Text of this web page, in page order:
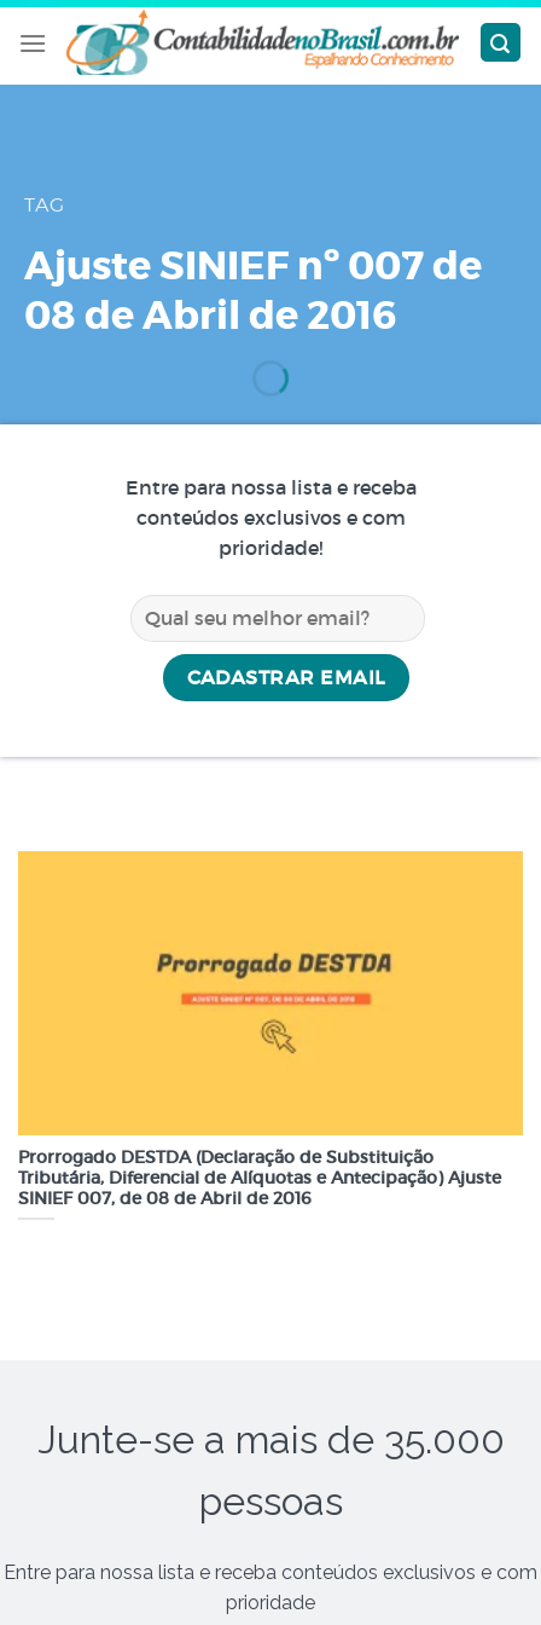
Skip
TAG
Ajuste SINIEF nº 007 de
08 de Abril de 2016
Entre para nossa lista e receba
conteúdos exclusivos e com
prioridade!
Prorrogado DESTDA (Declaração de Substituição
Tributária, Diferencial de Alíquotas e Antecipação) Ajuste
SINIEF 007, de 08 de Abril de 2016
Junte-se a mais de 35.000
pessoas
Entre para nossa lista e receba conteúdos exclusivos e com
prioridade